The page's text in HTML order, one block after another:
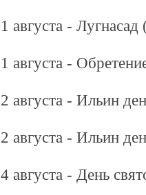
1 августа -
1 августа -
2 августа - Ильин
2 августа - Ильин
4 августа - День